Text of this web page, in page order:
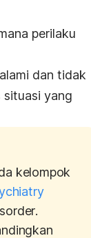
perilaku
dan tidak
situasi yang
kelompok
.